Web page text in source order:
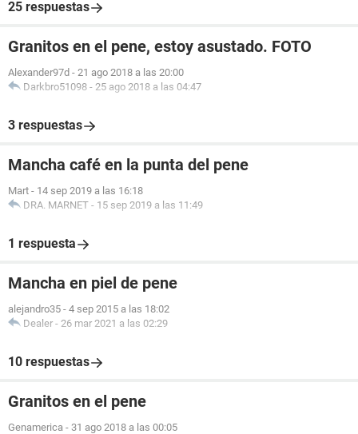
25 respuestas
Granitos en el pene, estoy asustado. FOTO
Alexander97d - 21 ago 2018 a las 20:00
Darkbro51098 - 25 ago 2018 a las 04:47
3 respuestas
Mancha café en la punta del pene
Mart - 14 sep 2019 a las 16:18
DRA. MARNET - 15 sep 2019 a las 11:49
1 respuesta
Mancha en piel de pene
alejandro35 - 4 sep 2015 a las 18:02
Dealer - 26 mar 2021 a las 02:29
10 respuestas
Granitos en el pene
Genamerica - 31 ago 2018 a las 00:05